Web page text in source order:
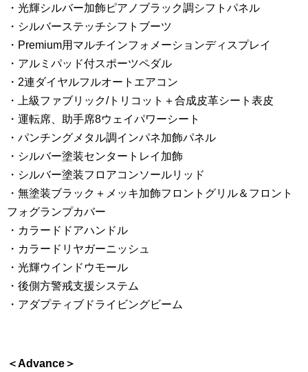
・光輝シルバー加飾ピアノブラック調シフトパネル
・シルバーステッチシフトブーツ
・Premium用マルチインフォメーションディスプレイ
・アルミパッド付スポーツペダル
・2連ダイヤルフルオートエアコン
・上級ファブリック/トリコット＋合成皮革シート表皮
・運転席、助手席8ウェイパワーシート
・パンチングメタル調インパネ加飾パネル
・シルバー塗装センタートレイ加飾
・シルバー塗装フロアコンソールリッド
・無塗装ブラック＋メッキ加飾フロントグリル＆フロント
フォグランプカバー
・カラードドアハンドル
・カラードリヤガーニッシュ
・光輝ウインドウモール
・後側方警戒支援システム
・アダプティブドライビングビーム
＜Advance＞